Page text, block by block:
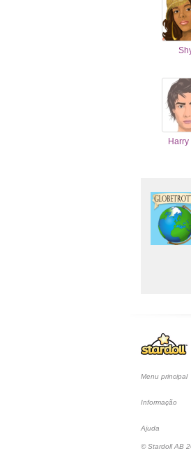
Harry
Menu principal
Informação
Ajuda
© Stardoll AB